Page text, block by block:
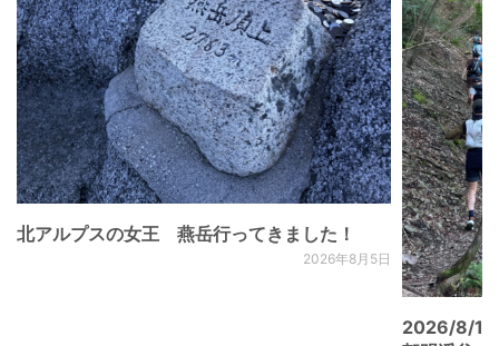
北アルプスの女王 燕岳行ってきました！
2026年8月5日
2026/8/